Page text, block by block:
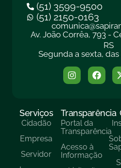
(51) 3599-9500
(51) 2150-0163
Av. João Corrêa, 793 -
RS
Segunda a sexta, das
Serviços
Cidadão
Empresa
Servidor
Transparência
Portal da
Transparência
Acesso à
Informação